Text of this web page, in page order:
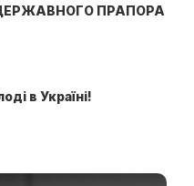
ПРАПОРА
в Україні!